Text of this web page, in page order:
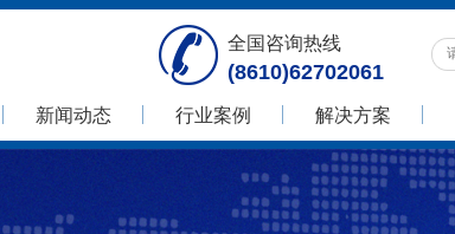
全国咨询热线
(8610)62702061
新闻动态 行业案例 解决方案